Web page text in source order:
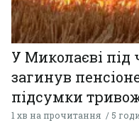
У Миколаєві під
загинув
підсумки
1 хв на прочитання 5